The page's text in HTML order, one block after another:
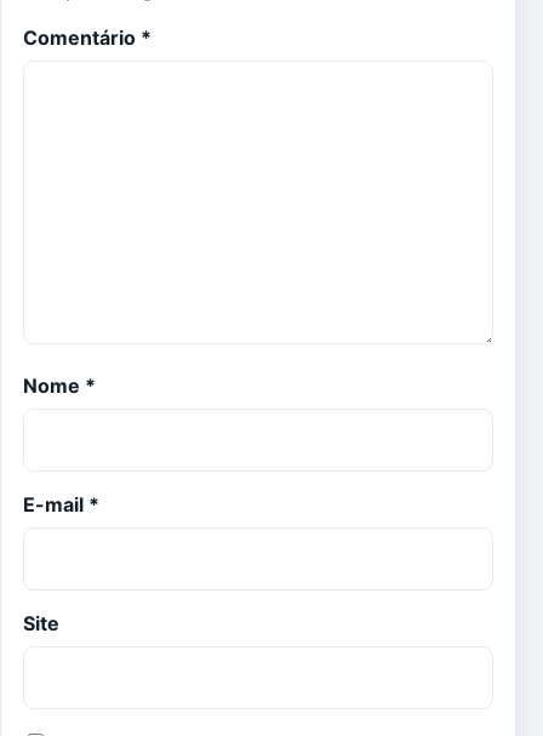
Comentário *
Nome *
E-mail *
Site